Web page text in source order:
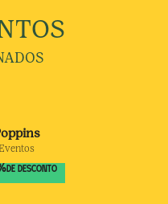
DE DESCONTO